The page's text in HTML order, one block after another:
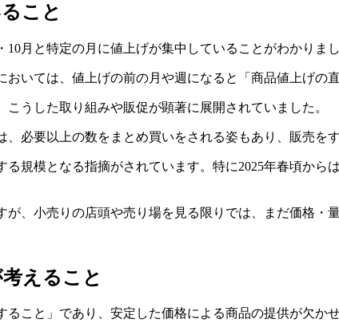
こと
月と特定の月に値上げが集中していることがわかりまし
いては、値上げの前の月や週になると「商品値上げの
うした取り組みや販促が顕著に展開されていました。
必要以上の数をまとめ買いをされる姿もあり、販売を
る規模となる指摘がされています。特に2025年春頃か
、小売りの店頭や売り場を見る限りでは、まだ価格・
えること
こと」であり、安定した価格による商品の提供が欠かせ